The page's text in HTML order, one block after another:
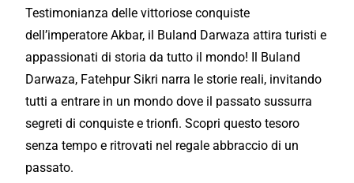
Testimonianza delle vittoriose conquiste
dell’imperatore Akbar, il Buland Darwaza attira turisti e
appassionati di storia da tutto il mondo! Il Buland
Darwaza, Fatehpur Sikri narra le storie reali, invitando
tutti a entrare in un mondo dove il passato sussurra
segreti di conquiste e trionfi. Scopri questo tesoro
senza tempo e ritrovati nel regale abbraccio di un
passato.